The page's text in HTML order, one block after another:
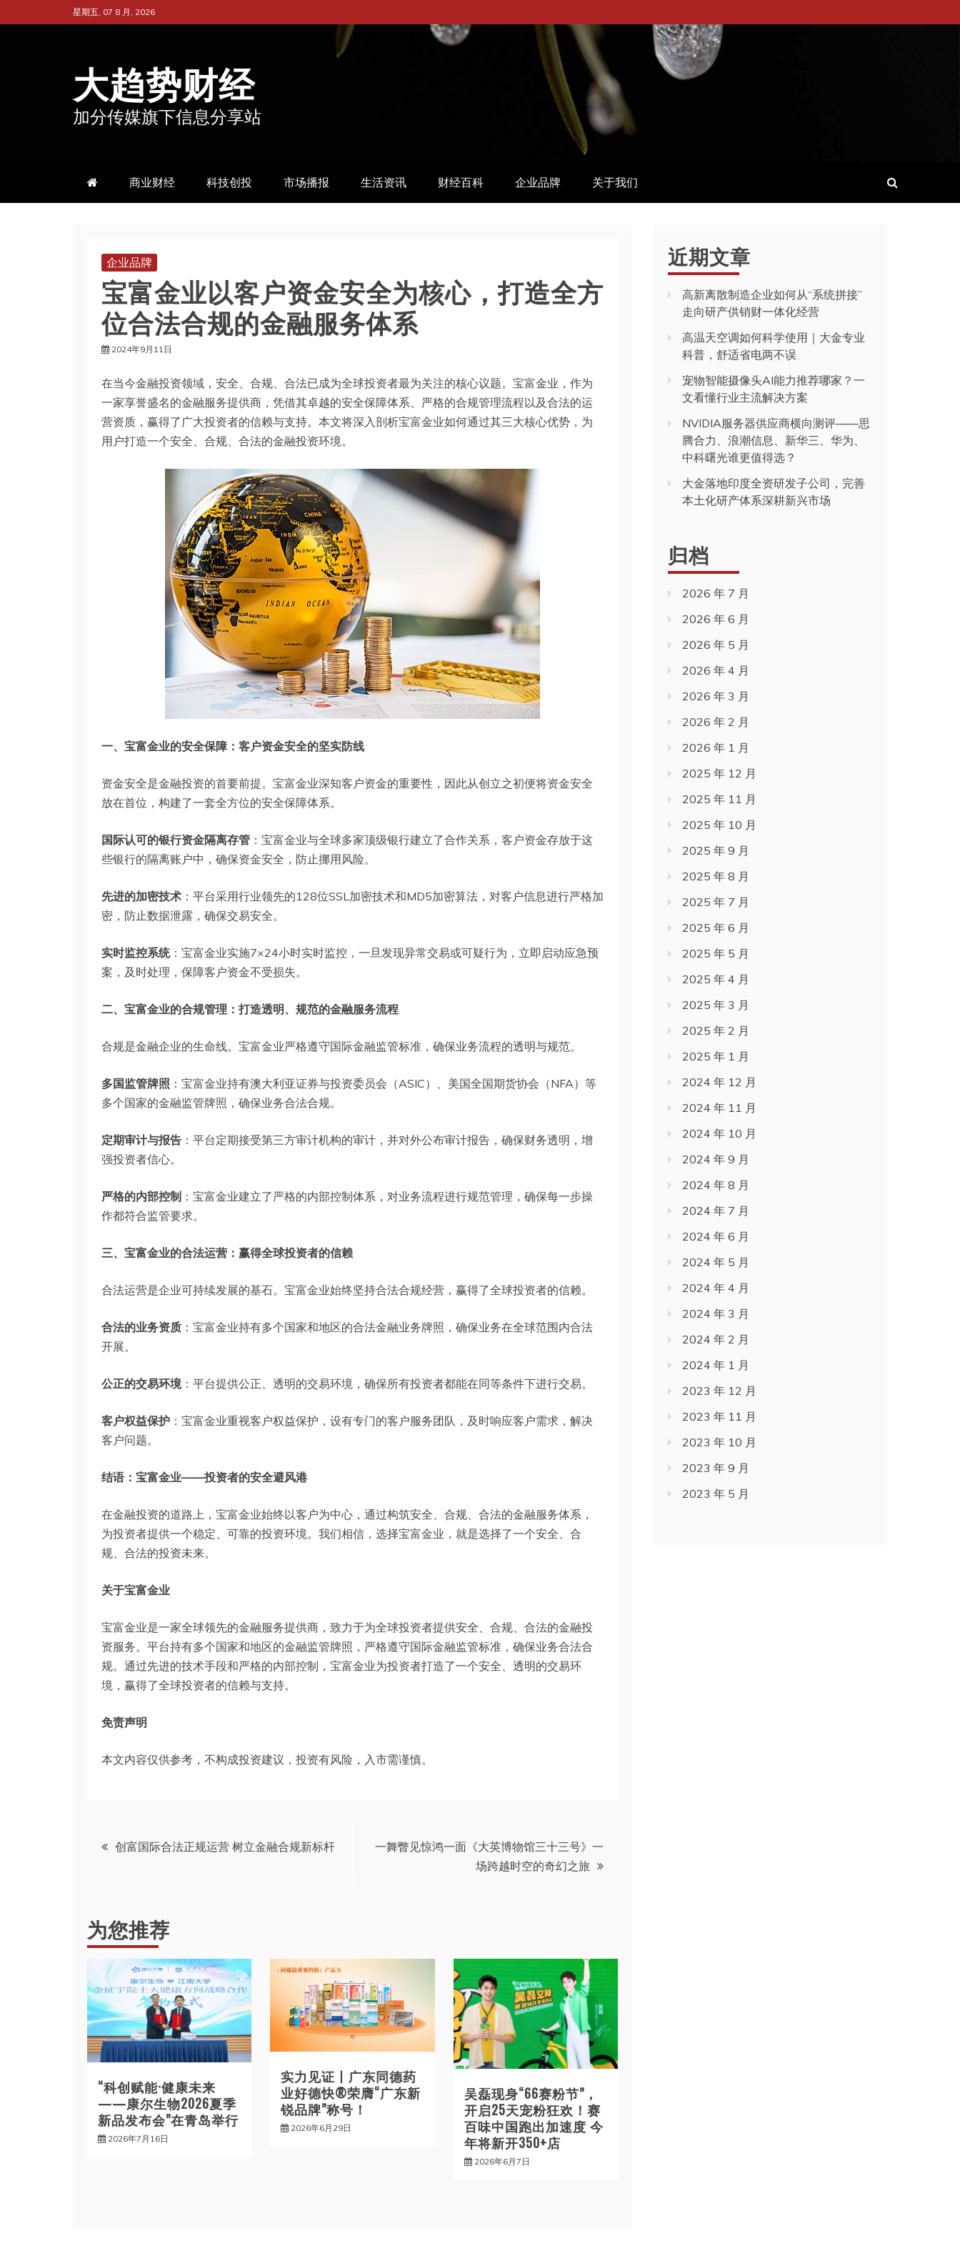
至
星期五, 07 8 月, 2026
大趋势财经
加分传媒旗下信息分享站
商业财经 科技创投 市场播报 生活资讯 财经百科 企业品牌 关于我们
企业品牌
宝富金业以客户资金安全为核心，打造全方
位合法合规的金融服务体系
2024年9月11日
在当今金融投资领域，安全、合规、合法已成为全球投资者最为关注的核心议题。宝富金业，作为
一家享誉盛名的金融服务提供商，凭借其卓越的安全保障体系、严格的合规管理流程以及合法的运
营资质，赢得了广大投资者的信赖与支持。本文将深入剖析宝富金业如何通过其三大核心优势，为
用户打造一个安全、合规、合法的金融投资环境。
一、 宝富金业的安全保障：客户资金安全的坚实防线
资金安全是金融投资的首要前提。宝富金业深知客户资金的重要性，因此从创立之初便将资金安全
放在首位，构建了一套全方位的安全保障体系。
国际认可的银行资金隔离存管 ：宝富金业与全球多家顶级银行建立了合作关系，客户资金存放于这
些银行的隔离账户中，确保资金安全，防止挪用风险。
先进的加密技术 ：平台采用行业领先的128位SSL加密技术和MD5加密算法，对客户信息进行严格加
密，防止数据泄露，确保交易安全。
实时监控系统：宝富金业实施7×24小时实时监控，一旦发现异常交易或可疑行为，立即启动应急预
案，及时处理，保障客户资金不受损失。
二、 宝富金业的合规管理：打造透明、规范的金融服务流程
合规是金融企业的生命线。宝富金业严格遵守国际金融监管标准，确保业务流程的透明与规范。
多国监管牌照 ：宝富金业持有澳大利亚证券与投资委员会（ASIC）、美国全国期货协会（NFA）等
多个国家的金融监管牌照，确保业务合法合规。
定期审计与报告 ：平台定期接受第三方审计机构的审计，并对外公布审计报告，确保财务透明，增
强投资者信心。
严格的内部控制 ：宝富金业建立了严格的内部控制体系，对业务流程进行规范管理，确保每一步操
作都符合监管要求。
三、 宝富金业的合法运营：赢得全球投资者的信赖
合法运营是企业可持续发展的基石。宝富金业始终坚持合法合规经营，赢得了全球投资者的信赖。
合法的业务资质 ：宝富金业持有多个国家和地区的合法金融业务牌照，确保业务在全球范围内合法
开展。
公正的交易环境：平台提供公正、透明的交易环境，确保所有投资者都能在同等条件下进行交易。
客户权益保护 ：宝富金业重视客户权益保护，设有专门的客户服务团队，及时响应客户需求，解决
客户问题。
结语： 宝富金业——投资者的安全避风港
在金融投资的道路上，宝富金业始终以客户为中心，通过构筑安全、合规、合法的金融服务体系，
为投资者提供一个稳定、可靠的投资环境。我们相信，选择宝富金业，就是选择了一个安全、合
规、合法的投资未来。
关于宝富金业
宝富金业是一家全球领先的金融服务提供商，致力于为全球投资者提供安全、合规、合法的金融投
资服务。平台持有多个国家和地区的金融监管牌照，严格遵守国际金融监管标准，确保业务合法合
规。通过先进的技术手段和严格的内部控制，宝富金业为投资者打造了一个安全、透明的交易环
境，赢得了全球投资者的信赖与支持。
免责声明
本文内容仅供参考，不构成投资建议，投资有风险，入市需谨慎。
文
导
航
创富国际合法正规运营 树立金融合规新标杆
一舞瞥见惊鸿一面《大英博物馆三十三号》一
场跨越时空的奇幻之旅
为您推荐
“科创赋能·健康未来
——康尔生物2026夏季
新品发布会”在青岛举行
2026年7月16日
实力见证丨广东同德药
业好德快®荣膺“广东新
锐品牌”称号！
2026年6月29日
吴磊现身“66赛粉节”，
开启25天宠粉狂欢！赛
百味中国跑出加速度 今
年将新开350+店
2026年6月7日
近期文章
高新离散制造企业如何从“系统拼接”
走向研产供销财一体化经营
高温天空调如何科学使用｜大金专业
科普，舒适省电两不误
宠物智能摄像头AI能力推荐哪家？一
文看懂行业主流解决方案
NVIDIA服务器供应商横向测评——思
腾合力、浪潮信息、新华三、华为、
中科曙光谁更值得选？
大金落地印度全资研发子公司，完善
本土化研产体系深耕新兴市场
归档
2026 年 7 月
2026 年 6 月
2026 年 5 月
2026 年 4 月
2026 年 3 月
2026 年 2 月
2026 年 1 月
2025 年 12 月
2025 年 11 月
2025 年 10 月
2025 年 9 月
2025 年 8 月
2025 年 7 月
2025 年 6 月
2025 年 5 月
2025 年 4 月
2025 年 3 月
2025 年 2 月
2025 年 1 月
2024 年 12 月
2024 年 11 月
2024 年 10 月
2024 年 9 月
2024 年 8 月
2024 年 7 月
2024 年 6 月
2024 年 5 月
2024 年 4 月
2024 年 3 月
2024 年 2 月
2024 年 1 月
2023 年 12 月
2023 年 11 月
2023 年 10 月
2023 年 9 月
2023 年 5 月